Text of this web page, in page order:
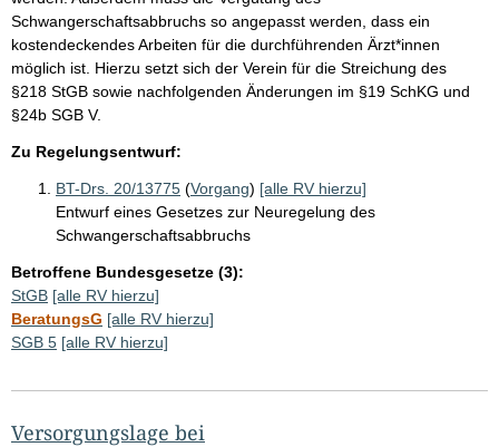
Schwangerschaftsabbruchs so angepasst werden, dass ein
kostendeckendes Arbeiten für die durchführenden Ärzt*innen
möglich ist. Hierzu setzt sich der Verein für die Streichung des
§218 StGB sowie nachfolgenden Änderungen im §19 SchKG und
§24b SGB V.
Zu Regelungsentwurf:
BT-Drs. 20/13775 (Vorgang) [alle RV hierzu]
Entwurf eines Gesetzes zur Neuregelung des
Schwangerschaftsabbruchs
Betroffene Bundesgesetze (3):
StGB [alle RV hierzu]
BeratungsG [alle RV hierzu]
SGB 5 [alle RV hierzu]
Versorgungslage bei